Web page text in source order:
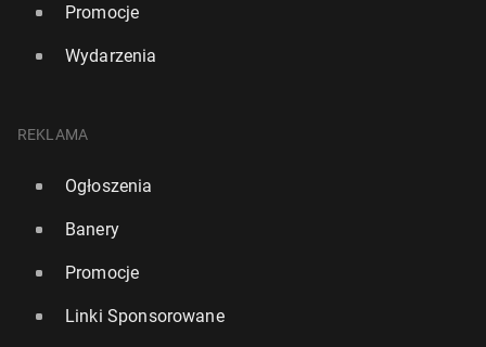
Promocje
Wydarzenia
REKLAMA
Ogłoszenia
Banery
Promocje
Linki Sponsorowane